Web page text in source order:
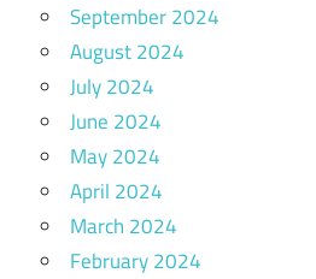
September 2024
August 2024
July 2024
June 2024
May 2024
April 2024
March 2024
February 2024